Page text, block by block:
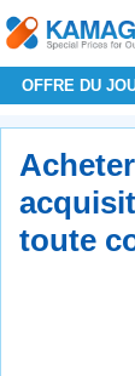
OFFRE DU
toute